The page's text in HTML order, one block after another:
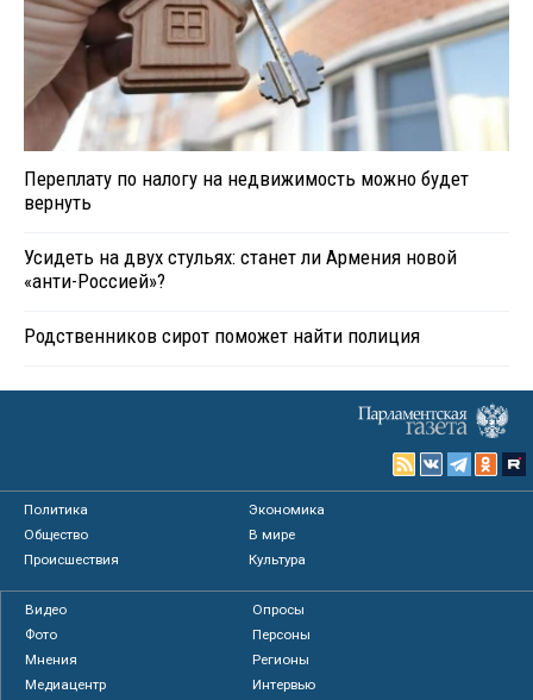
Переплату по налогу на недвижимость можно будет
вернуть
Усидеть на двух стульях: станет ли Армения новой
«анти-Россией»?
Родственников сирот поможет найти полиция
Политика
Экономика
Общество
В мире
Происшествия
Культура
Видео
Опросы
Фото
Персоны
Мнения
Регионы
Медиацентр
Интервью